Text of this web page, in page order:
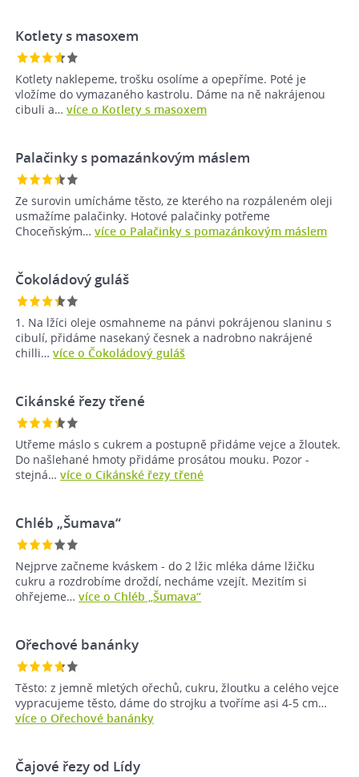
Kotlety s masoxem
Kotlety naklepeme, trošku osolíme a opepříme. Poté je
vložíme do vymazaného kastrolu. Dáme na ně nakrájenou
cibuli a… více o Kotlety s masoxem
Palačinky s pomazánkovým máslem
Ze surovin umícháme těsto, ze kterého na rozpáleném oleji
usmažíme palačinky. Hotové palačinky potřeme
Choceňským… více o Palačinky s pomazánkovým máslem
Čokoládový guláš
1. Na lžíci oleje osmahneme na pánvi pokrájenou slaninu s
cibulí, přidáme nasekaný česnek a nadrobno nakrájené
chilli… více o Čokoládový guláš
Cikánské řezy třené
Utřeme máslo s cukrem a postupně přidáme vejce a žloutek.
Do našlehané hmoty přidáme prosátou mouku. Pozor -
stejná… více o Cikánské řezy třené
Chléb „Šumava“
Nejprve začneme kváskem - do 2 lžic mléka dáme lžičku
cukru a rozdrobíme droždí, necháme vzejít. Mezitím si
ohřejeme… více o Chléb „Šumava“
Ořechové banánky
Těsto: z jemně mletých ořechů, cukru, žloutku a celého vejce
vypracujeme těsto, dáme do strojku a tvoříme asi 4-5 cm…
více o Ořechové banánky
Čajové řezy od Lídy